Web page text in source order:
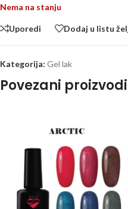
Nema na stanju
Uporedi Dodaj u listu
Kategorija: Gel lak
Povezani proizvodi